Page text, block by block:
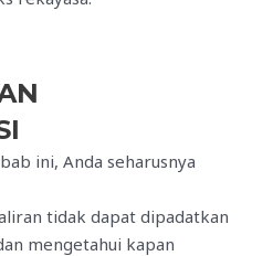
ini, Anda seharusnya
tidak dapat dipadatkan
mengetahui kapan